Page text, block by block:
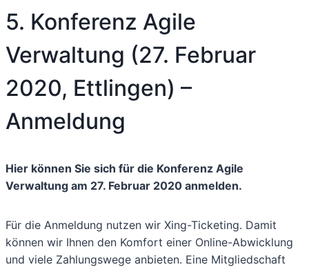
5. Konferenz Agile
Verwaltung (27. Februar
2020, Ettlingen) –
Anmeldung
Hier können Sie sich für die Konferenz Agile
Verwaltung am 27. Februar 2020 anmelden.
Für die Anmeldung nutzen wir Xing-Ticketing. Damit
können wir Ihnen den Komfort einer Online-Abwicklung
und viele Zahlungswege anbieten. Eine Mitgliedschaft